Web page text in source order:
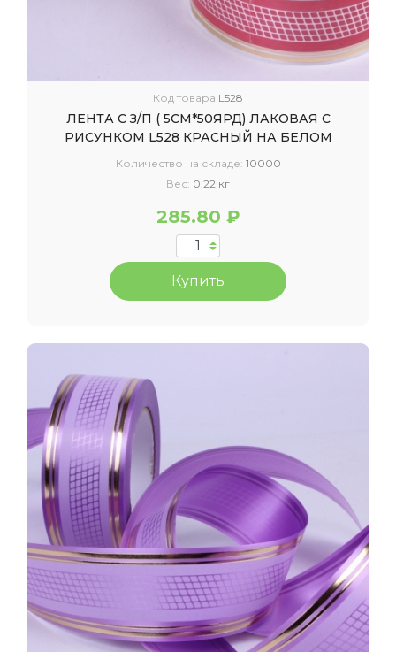
Код товара L528
ЛЕНТА С З/П ( 5СМ*50ЯРД) ЛАКОВАЯ С
РИСУНКОМ L528 КРАСНЫЙ НА БЕЛОМ
Количество на складе: 10000
Вес: 0.22 кг
285.80 ₽
Купить